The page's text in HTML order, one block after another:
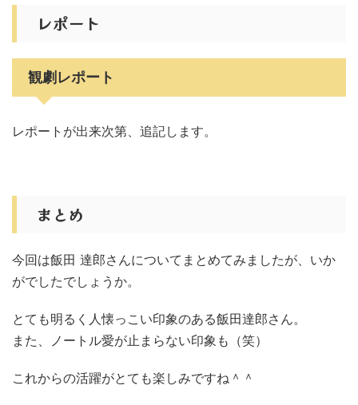
レポート
観劇レポート
レポートが出来次第、追記します。
まとめ
今回は飯田 達郎さんについてまとめてみましたが、いか
がでしたでしょうか。
とても明るく人懐っこい印象のある飯田達郎さん。
また、ノートル愛が止まらない印象も（笑）
これからの活躍がとても楽しみですね＾＾